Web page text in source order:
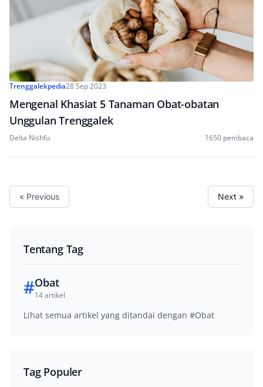
Trenggalekpedia28 Sep 2023
Mengenal Khasiat 5 Tanaman Obat-obatan
Unggulan Trenggalek
Delta Nishfu 1650 pembaca
« Previous Next »
Tentang Tag
#Obat
14 artikel
Lihat semua artikel yang ditandai dengan #Obat
Tag Populer